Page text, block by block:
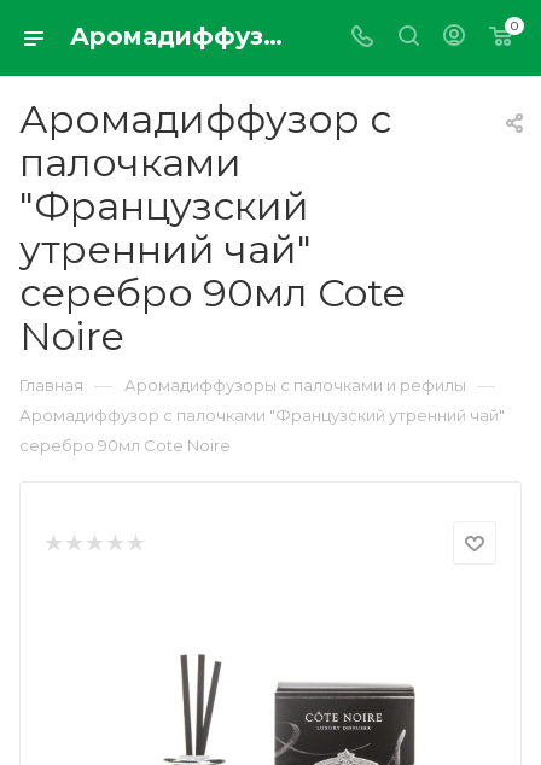
Аромадиффузор с палочками "Французский утренний чай" серебро 90мл Cote Noire 0
Аромадиффузор с
палочками
"Французский
утренний чай"
серебро 90мл Cote
Noire
Главная — Аромадиффузоры с палочками и рефилы —
Аромадиффузор с палочками "Французский утренний чай"
серебро 90мл Cote Noire